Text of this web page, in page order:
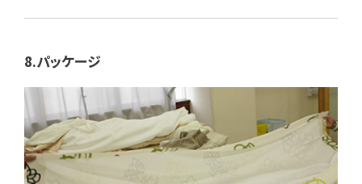
8.パッケージ